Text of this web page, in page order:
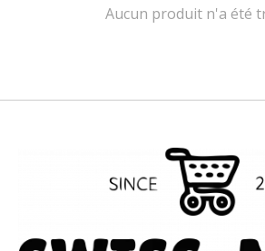
Aucun produit n'a été